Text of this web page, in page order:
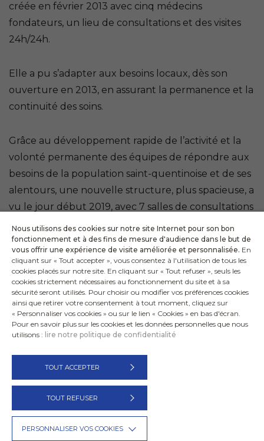
créée en février 2013 avec cinq médecins
fondateurs, un lieu de consultations et des visites
24h/24h.
Elle a pu s’adapter aux besoins locaux, dès son
ouverture en 2013, en assurant la permanence et la
continuité des soins.
Grâce au développement rapide de l’activité et la
volonté permanente des équipes de répondre aux
besoins de la population saint-quentinoise et de ses
alentours, une nouvelle structure, plus spacieuse, a
vu le jour début 2019, avec 7 salles de consultations
et une salle d’urgence, tout en maintenant la visite
à domicile. SOS MÉDECINS Saint-Quentin compte
aujourd’hui 22 associés, âgés de 30 à 64 ans.
SOS MÉDECINS Lyon
Actualités
Nous contacter
Nous utilisons des cookies sur notre site Internet pour son bon
fonctionnement et à des fins de mesure d'audience dans le but de
vous offrir une expérience de visite améliorée et personnalisée. En
cliquant sur « Tout accepter », vous consentez à l'utilisation de tous les
cookies placés sur notre site. En cliquant sur « Tout refuser », seuls les
cookies strictement nécessaires au fonctionnement du site et à sa
sécurité seront utilisés. Pour choisir ou modifier vos préférences cookies
ainsi que retirer votre consentement à tout moment, cliquez sur
« Personnaliser vos cookies » ou sur le lien « Cookies » en bas d'écran.
Pour en savoir plus sur les cookies et les données personnelles que nous
utilisons : lire notre politique de confidentialité
TOUT ACCEPTER
TOUT REFUSER
PERSONNALISER VOS COOKIES